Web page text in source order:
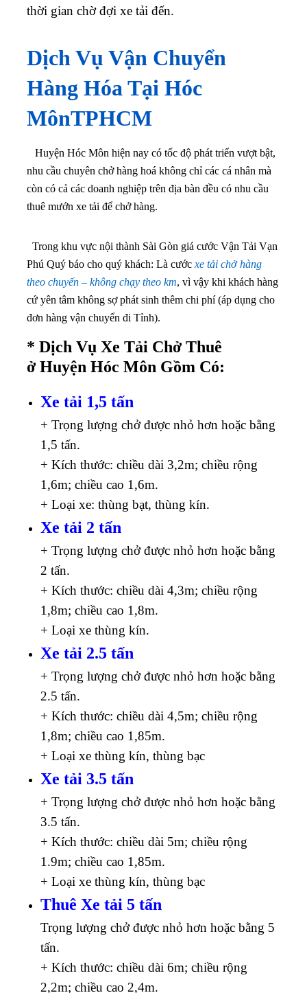
thời gian chờ đợi xe tải đến.
Dịch Vụ Vận Chuyển
Hàng Hóa Tại Hóc
MônTPHCM
Huyện Hóc Môn hiện nay có tốc độ phát triển vượt bật,
nhu cầu chuyên chở hàng hoá không chỉ các cá nhân mà
còn có cả các doanh nghiệp trên địa bàn đều có nhu cầu
thuê mướn xe tải để chở hàng.
Trong khu vực nội thành Sài Gòn giá cước Vận Tải Vạn
Phú Quý báo cho quý khách: Là cước xe tải chở hàng
theo chuyến – không chạy theo km, vì vậy khi khách hàng
cứ yên tâm không sợ phát sinh thêm chi phí (áp dụng cho
đơn hàng vận chuyển đi Tỉnh).
* Dịch Vụ Xe Tải Chở Thuê
ở Huyện Hóc Môn Gồm Có:
Xe tải 1,5 tấn
+ Trọng lượng chở được nhỏ hơn hoặc bằng
1,5 tấn.
+ Kích thước: chiều dài 3,2m; chiều rộng
1,6m; chiều cao 1,6m.
+ Loại xe: thùng bạt, thùng kín.
Xe tải 2 tấn
+ Trọng lượng chở được nhỏ hơn hoặc bằng
2 tấn.
+ Kích thước: chiều dài 4,3m; chiều rộng
1,8m; chiều cao 1,8m.
+ Loại xe thùng kín.
Xe tải 2.5 tấn
+ Trọng lượng chở được nhỏ hơn hoặc bằng
2.5 tấn.
+ Kích thước: chiều dài 4,5m; chiều rộng
1,8m; chiều cao 1,85m.
+ Loại xe thùng kín, thùng bạc
Xe tải 3.5 tấn
+ Trọng lượng chở được nhỏ hơn hoặc bằng
3.5 tấn.
+ Kích thước: chiều dài 5m; chiều rộng
1.9m; chiều cao 1,85m.
+ Loại xe thùng kín, thùng bạc
Thuê Xe tải 5 tấn
Trọng lượng chở được nhỏ hơn hoặc bằng 5
tấn.
+ Kích thước: chiều dài 6m; chiều rộng
2,2m; chiều cao 2,4m.